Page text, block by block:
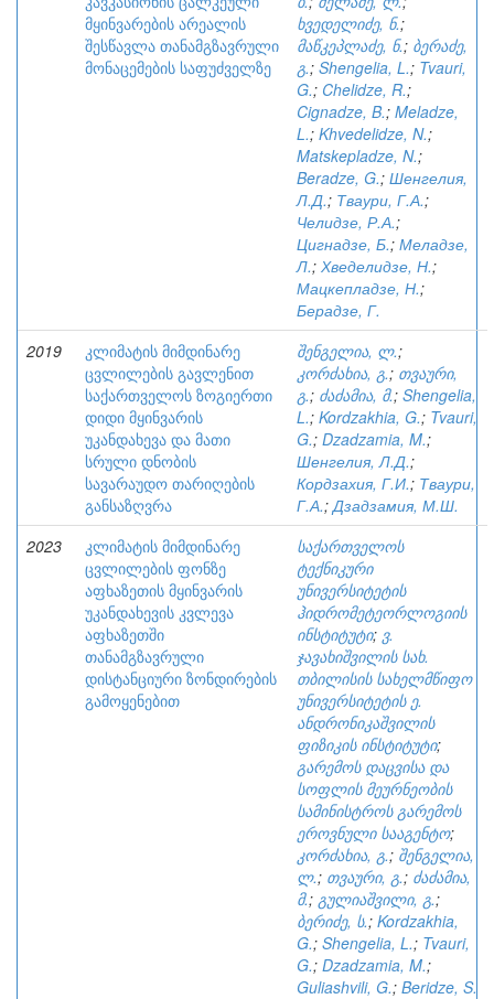
მყინვარების არეალის
შესწავლა თანამგზავრული
მონაცემების საფუძველზე
ხვედელიძე, ნ.;
მაწკეპლაძე, ნ.; ბერაძე,
გ.; Shengelia, L.; Tvauri,
G.; Chelidze, R.;
Cignadze, B.; Meladze,
L.; Khvedelidze, N.;
Matskepladze, N.;
Beradze, G.; Шенгелия,
Л.Д.; Тваури, Г.А.;
Челидзе, Р.А.;
Цигнадзе, Б.; Меладзе,
Л.; Хведелидзе, Н.;
Мацкепладзе, Н.;
Берадзе, Г.
2019
კლიმატის მიმდინარე
ცვლილების გავლენით
საქართველოს ზოგიერთი
დიდი მყინვარის
უკანდახევა და მათი
სრული დნობის
სავარაუდო თარიღების
განსაზღვრა
შენგელია, ლ.;
კორძახია, გ.; თვაური,
გ.; ძაძამია, მ.; Shengelia,
L.; Kordzakhia, G.; Tvauri,
G.; Dzadzamia, M.;
Шенгелия, Л.Д.;
Кордзахия, Г.И.; Тваури,
Г.А.;Дзадзамия, М.Ш.
2023
კლიმატის მიმდინარე
ცვლილების ფონზე
აფხაზეთის მყინვარის
უკანდახევის კვლევა
აფხაზეთში
თანამგზავრული
დისტანციური ზონდირების
გამოყენებით
საქართველოს
ტექნიკური
უნივერსიტეტის
ჰიდრომეტეორლოგიის
ინსტიტუტი; ვ.
ჯავახიშვილის სახ.
თბილისის სახელმწიფო
უნივერსიტეტის ე.
ანდრონიკაშვილის
ფიზიკის ინსტიტუტი;
გარემოს დაცვისა და
სოფლის მეურნეობის
სამინისტროს გარემოს
ეროვნული სააგენტო;
კორძახია, გ.; შენგელია,
ლ.; თვაური, გ.; ძაძამია,
მ.; გულიაშვილი, გ.;
ბერიძე, ს.; Kordzakhia,
G.; Shengelia, L.; Tvauri,
G.; Dzadzamia, M.;
Guliashvili, G.; Beridze, S.